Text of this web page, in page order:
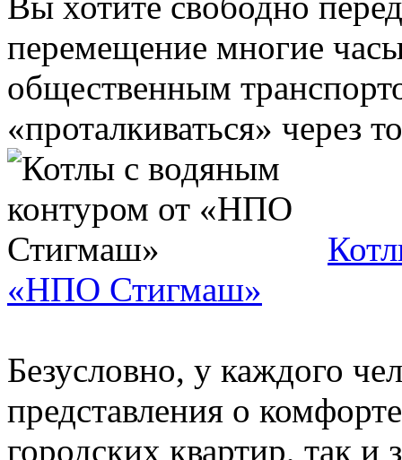
перемещение многие
общественным
«проталкиваться» через
«НПО Стигмаш»
Безусловно, у каждого
представления о
городских квартир, так и